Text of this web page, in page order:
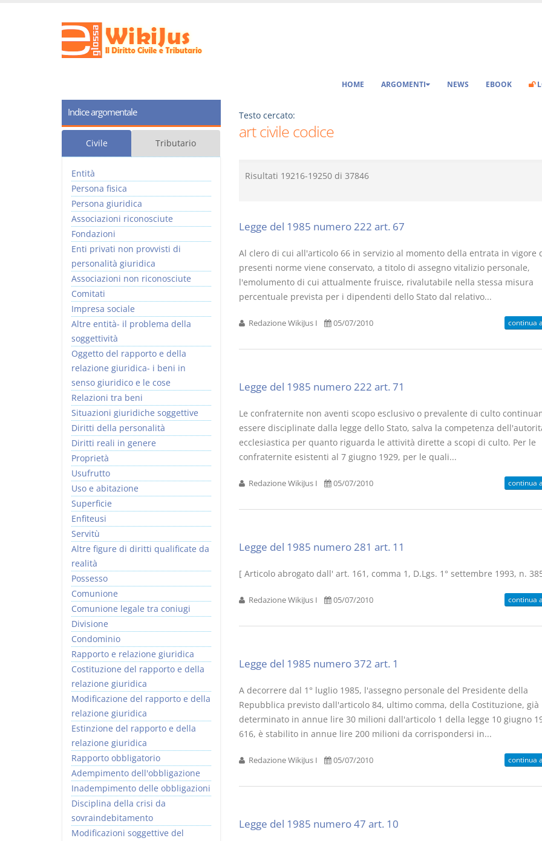
HOME ARGOMENTI NEWS EBOOK
Testo cercato:
art civile codice
Risultati 19216-19250di 37846
Legge del 1985 numero 222 art. 67
Al clero di cui all'articolo 66 in servizio al momento della entrata in vigore
presenti norme viene conservato, a titolo di assegno vitalizio personale,
l'emolumento di cui attualmente fruisce, rivalutabile nella stessa misura
percentuale prevista per i dipendenti dello Stato dal relativo...
Redazione WikiJus I 05/07/2010 continua
Legge del 1985 numero 222 art. 71
Le confraternite non aventi scopo esclusivo o prevalente di culto
essere disciplinate dalla legge dello Stato, salva la competenza
ecclesiastica per quanto riguarda le attività dirette a scopi di culto. Per le
confraternite esistenti al 7 giugno 1929, per le quali...
Redazione WikiJus I 05/07/2010 continua
Legge del 1985 numero 281 art. 11
[ Articolo abrogato dall' art. 161, comma 1, D.Lgs. 1° settembre 1993, n.
Redazione WikiJus I 05/07/2010 continua
Legge del 1985 numero 372 art. 1
A decorrere dal 1° luglio 1985, l'assegno personale del Presidente della
Repubblica previsto dall'articolo 84, ultimo comma, della Costituzione, già
determinato in annue lire 30 milioni dall'articolo 1 della legge 10 giugno
616, è stabilito in annue lire 200 milioni da corrispondersi in...
Redazione WikiJus I 05/07/2010 continua
Legge del 1985 numero 47 art. 10
Indice argomentale
Civile Tributario
Entità
Persona fisica
Persona giuridica
Associazioni riconosciute
Fondazioni
Enti privati non provvisti di
personalità giuridica
Associazioni non riconosciute
Comitati
Impresa sociale
Altre entità- il problema della
soggettività
Oggetto del rapporto e della
relazione giuridica- i beni in
senso giuridico e le cose
Relazioni tra beni
Situazioni giuridiche soggettive
Diritti della personalità
Diritti reali in genere
Proprietà
Usufrutto
Uso e abitazione
Superficie
Enfiteusi
Servitù
Altre figure di diritti qualificate da
realità
Possesso
Comunione
Comunione legale tra coniugi
Divisione
Condominio
Rapporto e relazione giuridica
Costituzione del rapporto e della
relazione giuridica
Modificazione del rapporto e della
relazione giuridica
Estinzione del rapporto e della
relazione giuridica
Rapporto obbligatorio
Adempimento dell'obbligazione
Inadempimento delle obbligazioni
Disciplina della crisi da
sovraindebitamento
Modificazioni soggettive del
I Vincoli Preliminari
Versione ebook€ 4,19
Usufrutto Uso e
Abitazione
Versione ebook
€ 4,19
(iva incl.)
Prescrizione e
Versione ebook € 4,19
(iva incl.)
Rapporto e
(iva incl.)